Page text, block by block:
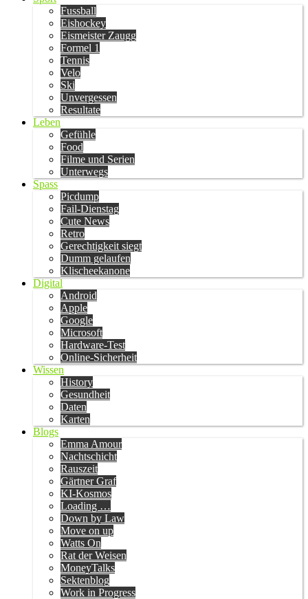
Fussball
Eishockey
Eismeister Zaugg
Formel 1
Tennis
Velo
Ski
Unvergessen
Resultate
Leben
Gefühle
Food
Filme und Serien
Unterwegs
Spass
Picdump
Fail-Dienstag
Cute News
Retro
Gerechtigkeit siegt
Dumm gelaufen
Klischeekanone
Digital
Android
Apple
Google
Microsoft
Hardware-Test
Online-Sicherheit
Wissen
History
Gesundheit
Daten
Karten
Blogs
Emma Amour
Nachtschicht
Rauszeit
Gärtner Graf
KI-Kosmos
Loading …
Down by Law
Move on up
Watts On
Rat der Weisen
MoneyTalks
Sektenblog
Work in Progress